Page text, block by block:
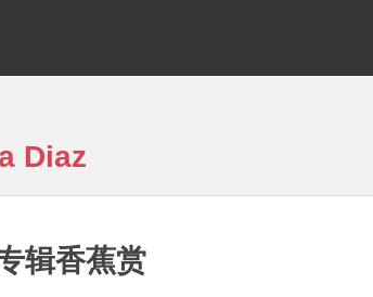
Diaz
辑香蕉赏